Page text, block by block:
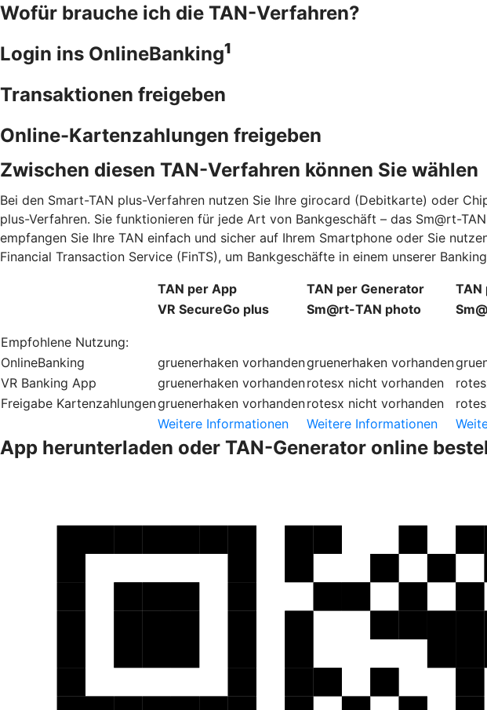
Wofür brauche ich die TAN-Verfahren?
Login ins OnlineBanking1
Transaktionen freigeben
Online-Kartenzahlungen freigeben
Zwischen diesen TAN-Verfahren können Sie wählen
Bei den Smart-TAN plus-Verfahren nutzen Sie Ihre girocard (Debitkarte) oder
plus-Verfahren. Sie funktionieren für jede Art von Bankgeschäft – das Sm@rt-
empfangen Sie Ihre TAN einfach und sicher auf Ihrem Smartphone oder Sie
Financial Transaction Service (FinTS), um Bankgeschäfte in einem unserer
TAN per App TAN per Generator TAN
VR SecureGo plus
Sm@rt-TAN photo
Empfohlene Nutzung:
OnlineBanking
gruenerhaken vorhandengruenerhaken vorhanden
VR Banking App
gruenerhaken vorhandenrotesx nicht vorhanden
Freigabe Kartenzahlungengruenerhaken vorhandenrotesx nicht vorhanden
Weitere Informationen
Weitere Informationen
App herunterladen oder TAN-Generator online